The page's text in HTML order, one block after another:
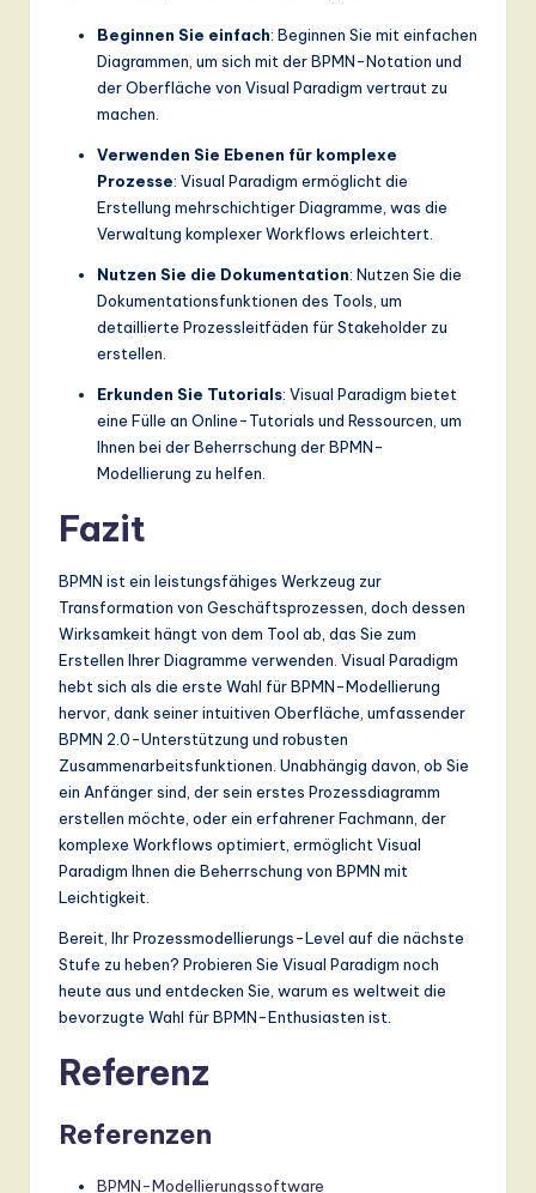
Beginnen Sie einfach: Beginnen Sie mit einfachen
Diagrammen, um sich mit der BPMN-Notation und
der Oberfläche von Visual Paradigm vertraut zu
machen.
Verwenden Sie Ebenen für komplexe
Prozesse: Visual Paradigm ermöglicht die
Erstellung mehrschichtiger Diagramme, was die
Verwaltung komplexer Workflows erleichtert.
Nutzen Sie die Dokumentation: Nutzen Sie die
Dokumentationsfunktionen des Tools, um
detaillierte Prozessleitfäden für Stakeholder zu
erstellen.
Erkunden Sie Tutorials: Visual Paradigm bietet
eine Fülle an Online-Tutorials und Ressourcen, um
Ihnen bei der Beherrschung der BPMN-
Modellierung zu helfen.
Fazit
BPMN ist ein leistungsfähiges Werkzeug zur
Transformation von Geschäftsprozessen, doch dessen
Wirksamkeit hängt von dem Tool ab, das Sie zum
Erstellen Ihrer Diagramme verwenden. Visual Paradigm
hebt sich als die erste Wahl für BPMN-Modellierung
hervor, dank seiner intuitiven Oberfläche, umfassender
BPMN 2.0-Unterstützung und robusten
Zusammenarbeitsfunktionen. Unabhängig davon, ob Sie
ein Anfänger sind, der sein erstes Prozessdiagramm
erstellen möchte, oder ein erfahrener Fachmann, der
komplexe Workflows optimiert, ermöglicht Visual
Paradigm Ihnen die Beherrschung von BPMN mit
Leichtigkeit.
Bereit, Ihr Prozessmodellierungs-Level auf die nächste
Stufe zu heben? Probieren Sie Visual Paradigm noch
heute aus und entdecken Sie, warum es weltweit die
bevorzugte Wahl für BPMN-Enthusiasten ist.
Referenz
Referenzen
BPMN-Modellierungssoftware